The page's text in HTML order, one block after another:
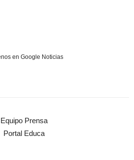
en Google Noticias
Equipo Prensa
Portal Educa